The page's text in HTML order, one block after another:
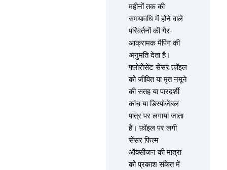
महीनों तक की
समयावधि में होने वाले
परिवर्तनों की गैर-
आक्रामक मैपिंग की
अनुमति देता है।
फ्लोरोसेंट सेंसर फ़ॉइल
को जीवित या मृत नमूने
की सतह या पारदर्शी
कांच या डिस्पोजेबल
पात्र पर लगाया जाता
है। फ़ॉइल पर लगी
सेंसर फिल्म
ऑक्सीजन की मात्रा
को प्रकाश संकेत में